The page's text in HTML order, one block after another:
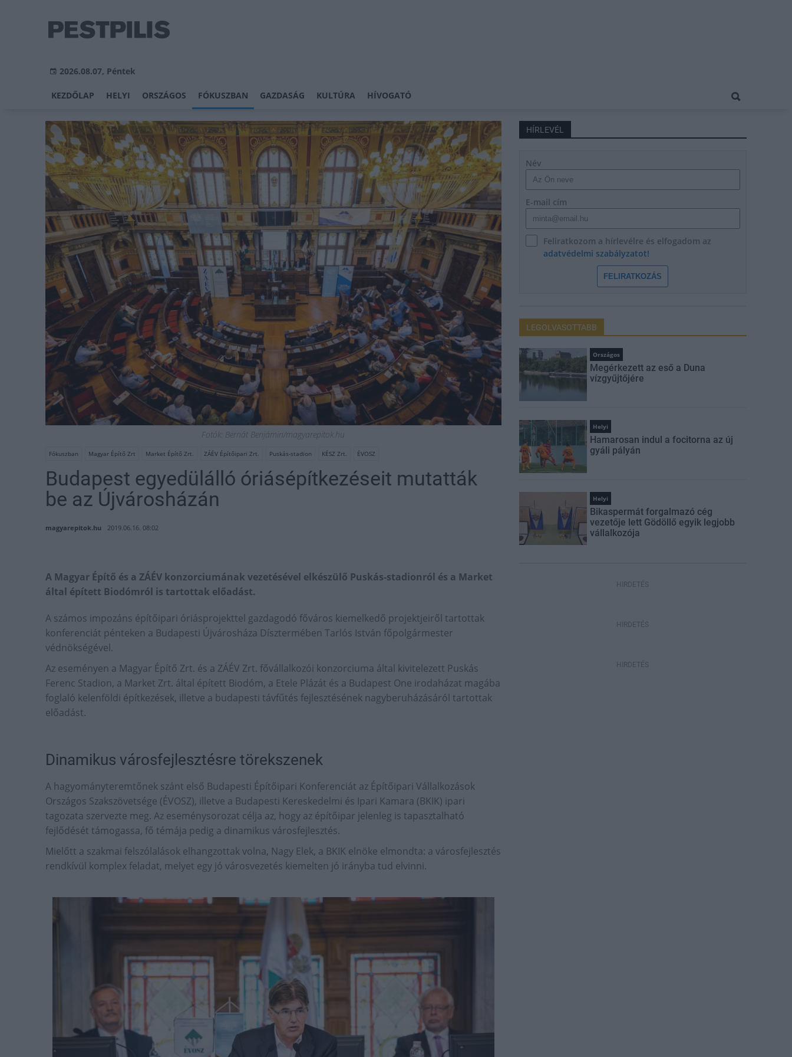
2026.08.07, Péntek
KEZDŐLAP HELYI ORSZÁGOS FÓKUSZBAN GAZDASÁG KULTÚRA HÍVOGATÓ
Fotók: Bernát Benjámin/magyarepitok.hu
Fókuszban Magyar Építő Zrt Market Építő Zrt. ZÁÉV Építőipari Zrt. Puskás-stadion KÉSZ Zrt. ÉVOSZ
Budapest egyedülálló óriásépítkezéseit mutatták
be az Újvárosházán
magyarepitok.hu 2019.06.16. 08:02
A Magyar Építő és a ZÁÉV konzorciumának vezetésével elkészülő Puskás-stadionról és a Market
által épített Biodómról is tartottak előadást.
A számos impozáns építőipari óriásprojekttel gazdagodó főváros kiemelkedő projektjeiről tartottak
konferenciát pénteken a Budapesti Újvárosháza Dísztermében Tarlós István főpolgármester
védnökségével.
Az eseményen a Magyar Építő Zrt. és a ZÁÉV Zrt. fővállalkozói konzorciuma által kivitelezett Puskás
Ferenc Stadion, a Market Zrt. által épített Biodóm, a Etele Plázát és a Budapest One irodaházat magába
foglaló kelenföldi építkezések, illetve a budapesti távfűtés fejlesztésének nagyberuházásáról tartottak
előadást.
Dinamikus városfejlesztésre törekszenek
A hagyományteremtőnek szánt első Budapesti Építőipari Konferenciát az Építőipari Vállalkozások
Országos Szakszövetsége (ÉVOSZ), illetve a Budapesti Kereskedelmi és Ipari Kamara (BKIK) ipari
tagozata szervezte meg. Az eseménysorozat célja az, hogy az építőipar jelenleg is tapasztalható
fejlődését támogassa, fő témája pedig a dinamikus városfejlesztés.
Mielőtt a szakmai felszólalások elhangzottak volna, Nagy Elek, a BKIK elnöke elmondta: a városfejlesztés
rendkívül komplex feladat, melyet egy jó városvezetés kiemelten jó irányba tud elvinni.
HÍRLEVÉL
Név
E-mail cím
Feliratkozom a hírlevélre és elfogadom az
adatvédelmi szabályzatot!
FELIRATKOZÁS
LEGOLVASOTTABB
Országos
Megérkezett az eső a Duna
vízgyűjtőjére
Helyi
Hamarosan indul a focitorna az új
gyáli pályán
Helyi
Bikaspermát forgalmazó cég
vezetője lett Gödöllő egyik legjobb
vállalkozója
HIRDETÉS
HIRDETÉS
HIRDETÉS